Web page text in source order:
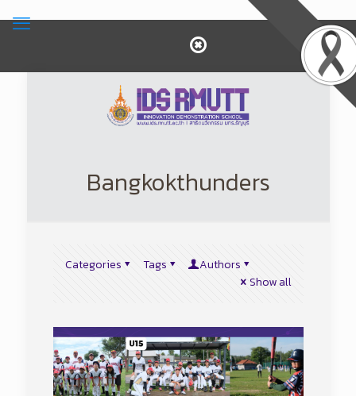
Bangkokthunders
Categories Tags
Authors
Show all